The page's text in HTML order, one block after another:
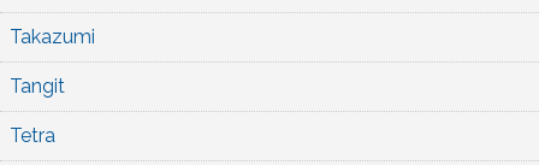
Takazumi
Tangit
Tetra